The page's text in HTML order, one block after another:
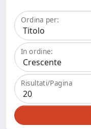
Ordina per:
In ordine:
Risultati/Pagina